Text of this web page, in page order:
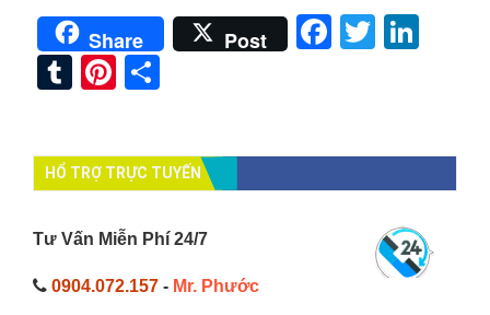
Share Post Facebook
Twitter
TumblrPinterest
HỔ TRỢ TRỰC TUYẾN
Tư Vấn Miễn Phí 24/7
0904.072.157 - Mr. Phước